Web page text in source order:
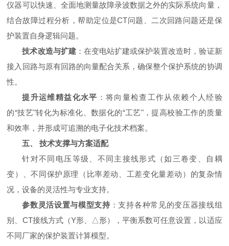
仪器可以快速、全面地测量故障录波数据之外的实际系统向量，
结合故障过程分析，帮助定位是CT问题、二次回路问题还是保
护装置自身逻辑问题。
技术改造与扩建：在变电站扩建或保护装置改造时，验证新
接入回路与原有回路的向量配合关系，确保整个保护系统的协调
性。
提升运维精益化水平 ：将向量检查工作从依赖个人经验
的“技艺"转化为标准化、数据化的“工艺"，提高校验工作的质量
和效率，并形成可追溯的电子化技术档案。
五、 技术支撑与方案适配
针对不同电压等级、不同主接线形式（如三卷变、自耦
变）、不同保护原理（比率差动、工差变化量差动）的复杂情
况，设备的灵活性与专业支持。
参数灵活设置与模型支持：支持各种常见的变压器接线组
别、CT接线方式（Y形、△形），平衡系数可任意设置，以适应
不同厂家的保护装置计算模型。